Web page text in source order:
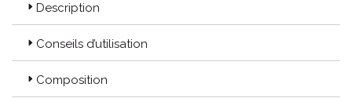
Description
Conseils d’utilisation
Composition